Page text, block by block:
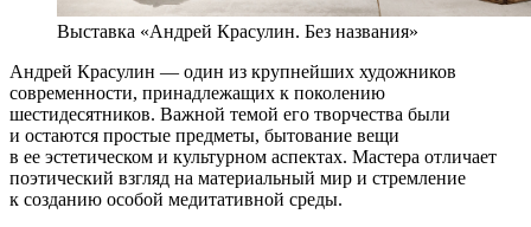
Выставка «Андрей Красулин. Без названия»
Андрей Красулин — один из крупнейших художников
современности, принадлежащих к поколению
шестидесятников. Важной темой его творчества были
и остаются простые предметы, бытование вещи
в ее эстетическом и культурном аспектах. Мастера отличает
поэтический взгляд на материальный мир и стремление
к созданию особой медитативной среды.